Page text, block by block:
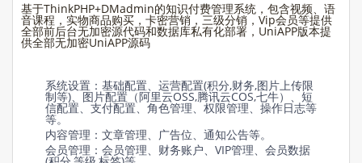
基于ThinkPHP+DMadmin的知识付费管理系统，包含视频、语
音课程，实物商品购买，卡密营销，三级分销，Vip会员等提供
全部前后台无加密源代码和数据库私有化部署，UniAPP版本提
供全部无加密UniAPP源码
系统设置：基础配置、运营配置(积分,财务,图片上传限
制等)、图片配置（阿里云OSS,腾讯云COS,七牛）、短
信配置、支付配置、角色管理、权限管理、操作日志等
等。
内容管理：文章管理、广告位、通知公告等。
会员管理：会员管理、财务账户、VIP管理、会员数据